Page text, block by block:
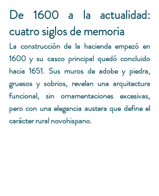
De 1600 a la actualidad:
cuatro siglos de memoria
La construcción de la hacienda empezó en
1600 y su casco principal quedó concluido
hacia 1651. Sus muros de adobe y piedra,
gruesos y sobrios, revelan una arquitectura
funcional, sin ornamentaciones excesivas,
pero con una elegancia austera que define el
carácter rural novohispano.